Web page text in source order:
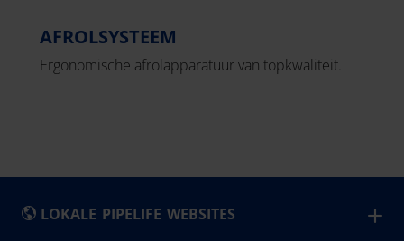
AFROLSYSTEEM
Ergonomische afrolapparatuur van topkwaliteit.
LOKALE PIPELIFE WEBSITES